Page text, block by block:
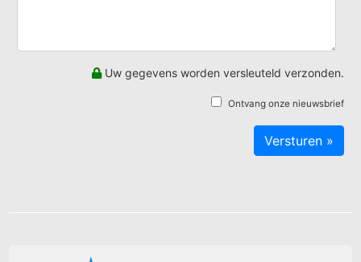
Uw gegevens worden versleuteld verzonden.
Ontvang onze nieuwsbrief